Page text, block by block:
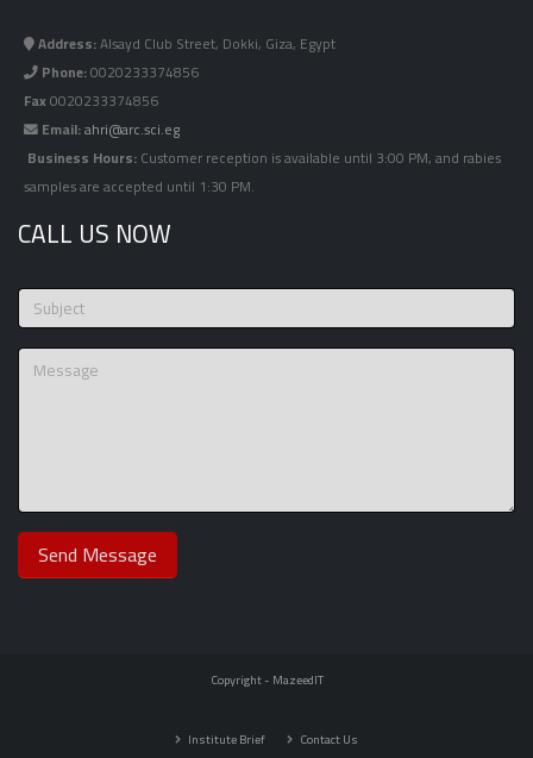
Address:Alsayd Club Street, Dokki, Giza, Egypt
Phone:0020233374856
Fax0020233374856
Email:ahri@arc.sci.eg
Business Hours:Customer reception is available until 3:00 PM, and rabies
samples are accepted until 1:30 PM.
CALL US NOW
Copyright - MazeedIT
Institute Brief Contact Us